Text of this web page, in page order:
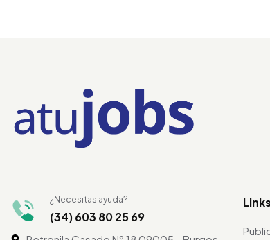
¿Necesitas ayuda?
(34) 603 80 25 69